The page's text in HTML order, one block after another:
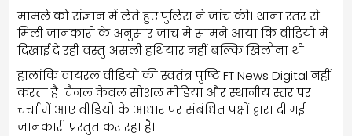
मामले को संज्ञान में लेते हुए पुलिस ने जांच की। थाना स्तर से
मिली जानकारी के अनुसार जांच में सामने आया कि वीडियो में
दिखाई दे रही वस्तु असली हथियार नहीं बल्कि खिलौना थी।
हालांकि वायरल वीडियो की स्वतंत्र पुष्टि FT News Digital नहीं
करता है। चैनल केवल सोशल मीडिया और स्थानीय स्तर पर
चर्चा में आए वीडियो के आधार पर संबंधित पक्षों द्वारा दी गई
जानकारी प्रस्तुत कर रहा है।